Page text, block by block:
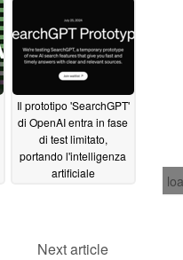
Il prototipo 'SearchGPT'
di OpenAI entra in fase
di test limitato,
portando l'intelligenza
artificiale
Next article